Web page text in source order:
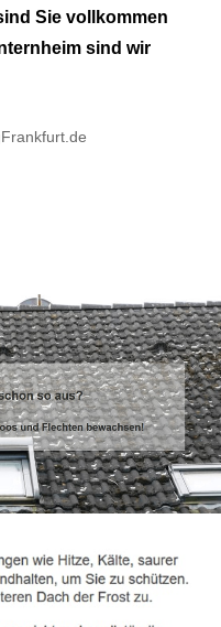
Sie vollkommen
sind wir